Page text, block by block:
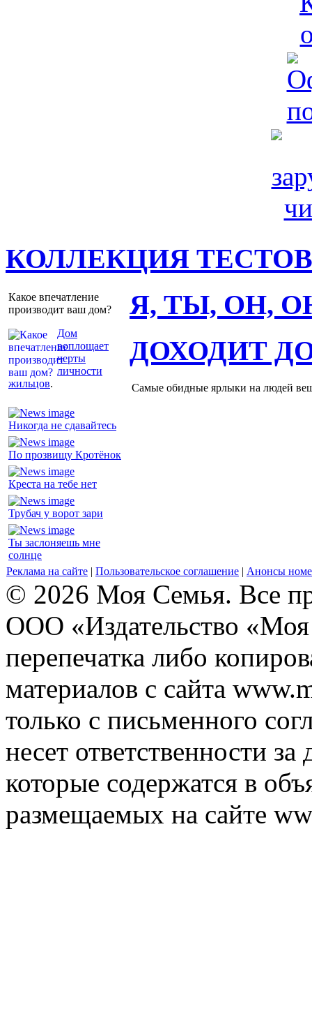
КОЛЛЕКЦИЯ ТЕСТОВ
Какое впечатление
производит ваш дом?
Дом
воплощает
черты
личности
жильцов.
Я, ТЫ, ОН,
Никогда не сдавайтесь
По прозвищу Кротёнок
Креста на тебе нет
Трубач у ворот зари
Ты заслоняешь мне
солнце
ДОХОДИТ
Самые обидные ярлыки на людей
Реклама на сайте | Пользовательское соглашение | Анонсы
© 2026 Моя Семья. Все
ООО «Издательство
перепечатка либо
материалов с сайта
только с письменного
несет ответственности
которые содержатся в
размещаемых на сайте